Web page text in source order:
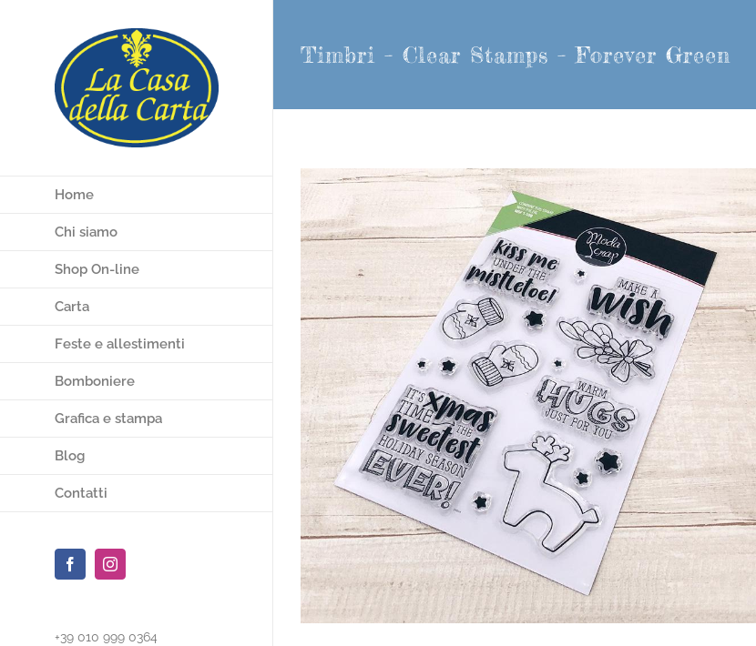
Home
Chi siamo
Shop On-line
Carta
Feste e allestimenti
Bomboniere
Grafica e stampa
Blog
Contatti
FacebookInstagram
+39 010 999 0364
Timbri – Clear Stamps – Forever Green